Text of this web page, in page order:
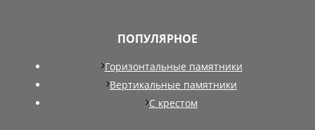
ПОПУЛЯРНОЕ
Горизонтальные памятники
Вертикальные памятники
С крестом